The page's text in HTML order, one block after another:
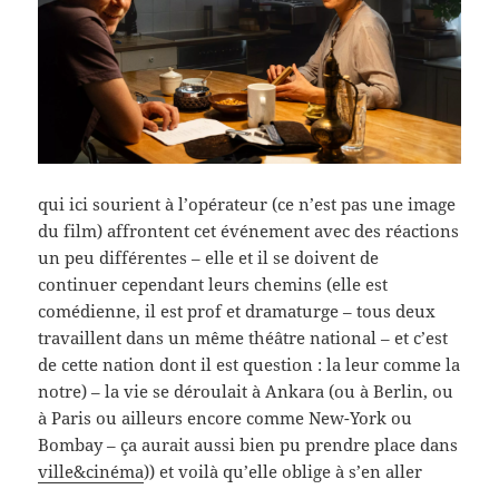
qui ici sourient à l’opérateur (ce n’est pas une image
du film) affrontent cet événement avec des réactions
un peu différentes – elle et il se doivent de
continuer cependant leurs chemins (elle est
comédienne, il est prof et dramaturge – tous deux
travaillent dans un même théâtre national – et c’est
de cette nation dont il est question : la leur comme la
notre) – la vie se déroulait à Ankara (ou à Berlin, ou
à Paris ou ailleurs encore comme New-York ou
Bombay – ça aurait aussi bien pu prendre place dans
ville&cinéma)) et voilà qu’elle oblige à s’en aller